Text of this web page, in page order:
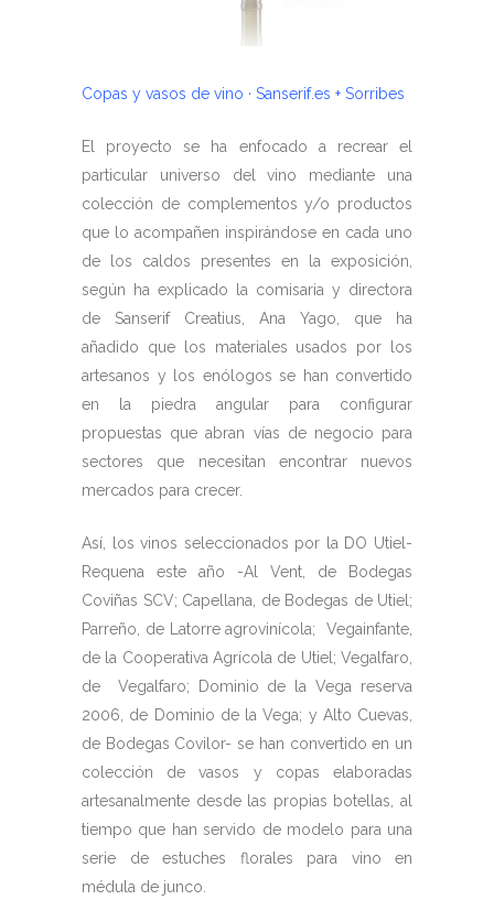
Copas y vasos de vino · Sanserif.es + Sorribes
El proyecto se ha enfocado a recrear el
particular universo del vino mediante una
colección de complementos y/o productos
que lo acompañen inspirándose en cada uno
de los caldos presentes en la exposición,
según ha explicado la comisaria y directora
de Sanserif Creatius, Ana Yago, que ha
añadido que los materiales usados por los
artesanos y los enólogos se han convertido
en la piedra angular para configurar
propuestas que abran vías de negocio para
sectores que necesitan encontrar nuevos
mercados para crecer.
Así, los vinos seleccionados por la DO Utiel-
Requena este año -Al Vent, de Bodegas
Coviñas SCV; Capellana, de Bodegas de Utiel;
Parreño, de Latorre agrovinícola; Vegainfante,
de la Cooperativa Agrícola de Utiel; Vegalfaro,
de Vegalfaro; Dominio de la Vega reserva
2006, de Dominio de la Vega; y Alto Cuevas,
de Bodegas Covilor- se han convertido en un
colección de vasos y copas elaboradas
artesanalmente desde las propias botellas, al
tiempo que han servido de modelo para una
serie de estuches florales para vino en
médula de junco.